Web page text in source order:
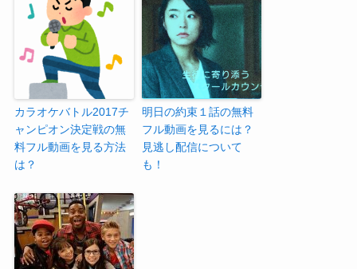
カラオケバトル2017チ
ャンピオン決定戦の無
料フル動画を見る方法
は？
明日の約束１話の無料
フル動画を見るには？
見逃し配信について
も！